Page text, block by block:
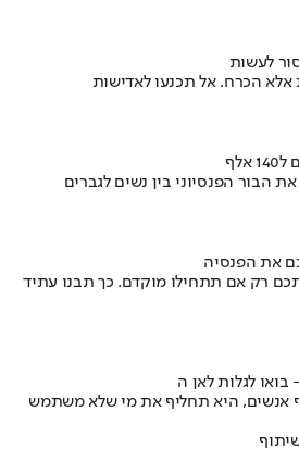
לעשות
אלא הכרח. אל תכנעו לאדישות
הבור הפנסיוני בין נשים לגברים
את הפנסיה
רק אם תתחילו מוקדם. כך תבנו עתיד
אנשים, היא תחליף את מי שלא משתמש